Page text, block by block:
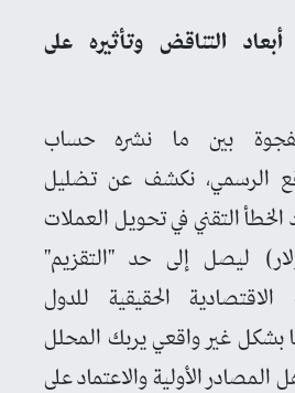
أبعاد التناقض وتأثيره على
بين ما نشره حساب
الرسمي، نكشف عن تضليل
التقني في تحويل العملات
ليصل إلى حد "التقزيم"
الاقتصادية الحقيقية للدول
بشكل غير واقعي يربك المحلل
المصادر الأولية والاعتماد على